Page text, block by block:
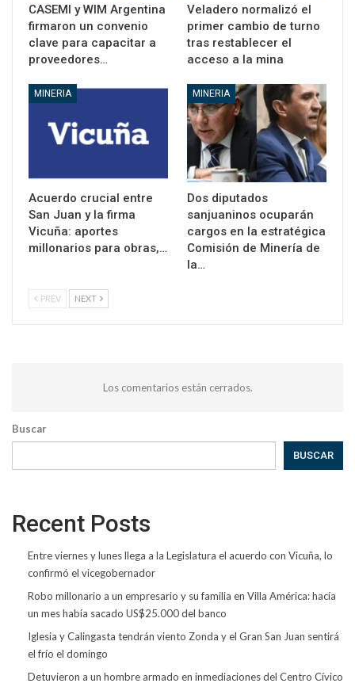
CASEMI y WIM Argentina
firmaron un convenio
clave para capacitar a
proveedores…
Veladero normalizó el
primer cambio de turno
tras restablecer el
acceso a la mina
MINERIA
Acuerdo crucial entre
San Juan y la firma
Vicuña: aportes
millonarios para obras,…
MINERIA
Dos diputados
sanjuaninos ocuparán
cargos en la estratégica
Comisión de Minería de
la…
PREV NEXT
Los comentarios están cerrados.
Buscar
BUSCAR
Recent Posts
Entre viernes y lunes llega a la Legislatura el acuerdo con Vicuña, lo
confirmó el vicegobernador
Robo millonario a un empresario y su familia en Villa América: hacía
un mes había sacado US$25.000 del banco
Iglesia y Calingasta tendrán viento Zonda y el Gran San Juan sentirá
el frío el domingo
Detuvieron a un hombre armado en inmediaciones del Centro Cívico